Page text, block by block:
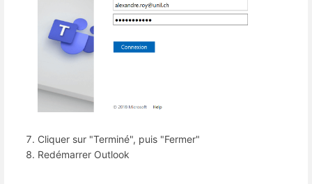
Cliquer sur "Terminé", puis "Fermer"
Redémarrer Outlook